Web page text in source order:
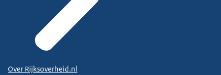
Over Rijksoverheid.nl